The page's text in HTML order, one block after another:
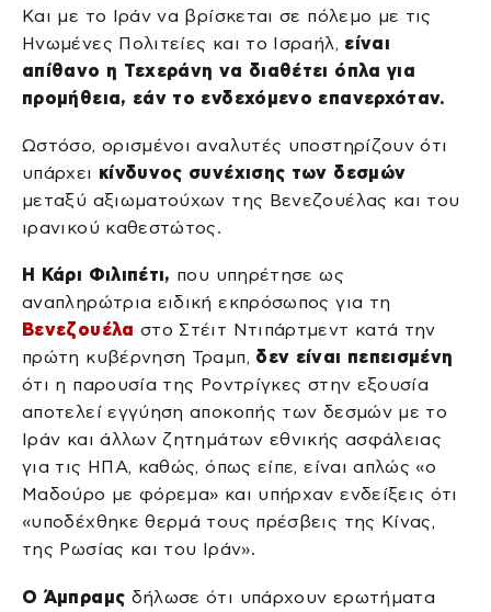
Και με το Ιράν να βρίσκεται σε πόλεμο με τις
Ηνωμένες Πολιτείες και το Ισραήλ, είναι
απίθανο η Τεχεράνη να διαθέτει όπλα για
προμήθεια, εάν το ενδεχόμενο επανερχόταν.
Ωστόσο, ορισμένοι αναλυτές υποστηρίζουν ότι
υπάρχει κίνδυνος συνέχισης των δεσμών
μεταξύ αξιωματούχων της Βενεζουέλας και του
ιρανικού καθεστώτος.
Η Κάρι Φιλιπέτι, που υπηρέτησε ως
αναπληρώτρια ειδική εκπρόσωπος για τη
Βενεζουέλα στο Στέιτ Ντιπάρτμεντ κατά την
πρώτη κυβέρνηση Τραμπ, δεν είναι πεπεισμένη
ότι η παρουσία της Ροντρίγκες στην εξουσία
αποτελεί εγγύηση αποκοπής των δεσμών με το
Ιράν και άλλων ζητημάτων εθνικής ασφάλειας
για τις ΗΠΑ, καθώς, όπως είπε, είναι απλώς «ο
Μαδούρο με φόρεμα» και υπήρχαν ενδείξεις ότι
«υποδέχθηκε θερμά τους πρέσβεις της Κίνας,
της Ρωσίας και του Ιράν».
Ο Άμπραμς δήλωσε ότι υπάρχουν ερωτήματα